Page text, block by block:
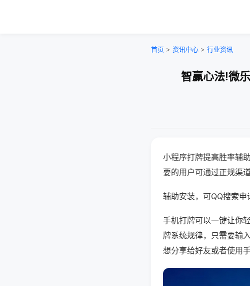
首页 > 资讯中心 > 行业资讯
智赢心法!微
小程序打牌提高胜率辅
要的用户可通过正规渠
辅助安装，可QQ搜索
手机打牌可以一键让你
牌系统规律，只需要输
想分享给好友或者使用